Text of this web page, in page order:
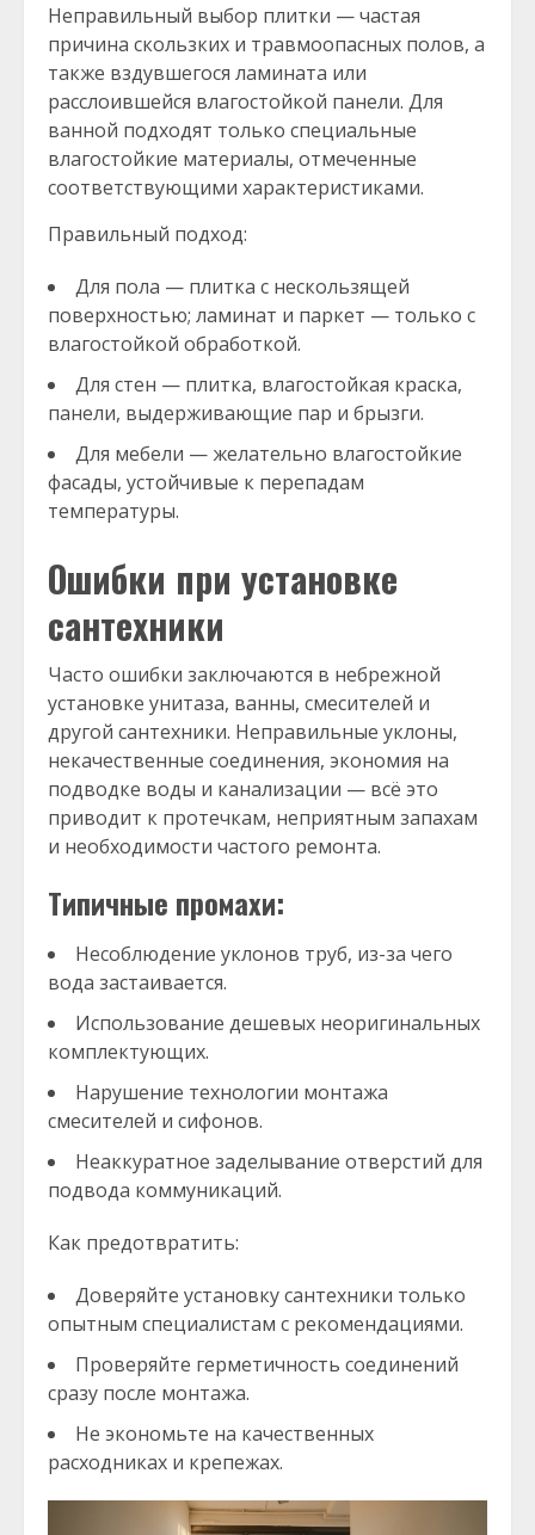
Неправильный выбор плитки — частая
причина скользких и травмоопасных полов, а
также вздувшегося ламината или
расслоившейся влагостойкой панели. Для
ванной подходят только специальные
влагостойкие материалы, отмеченные
соответствующими характеристиками.
Правильный подход:
Для пола — плитка с нескользящей
поверхностью; ламинат и паркет — только с
влагостойкой обработкой.
Для стен — плитка, влагостойкая краска,
панели, выдерживающие пар и брызги.
Для мебели — желательно влагостойкие
фасады, устойчивые к перепадам
температуры.
Ошибки при установке
сантехники
Часто ошибки заключаются в небрежной
установке унитаза, ванны, смесителей и
другой сантехники. Неправильные уклоны,
некачественные соединения, экономия на
подводке воды и канализации — всё это
приводит к протечкам, неприятным запахам
и необходимости частого ремонта.
Типичные промахи:
Несоблюдение уклонов труб, из-за чего
вода застаивается.
Использование дешевых неоригинальных
комплектующих.
Нарушение технологии монтажа
смесителей и сифонов.
Неаккуратное заделывание отверстий для
подвода коммуникаций.
Как предотвратить:
Доверяйте установку сантехники только
опытным специалистам с рекомендациями.
Проверяйте герметичность соединений
сразу после монтажа.
Не экономьте на качественных
расходниках и крепежах.